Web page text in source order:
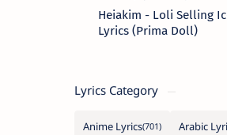
Heiakim - Loli Selling
Lyrics (Prima Doll)
Lyrics Category
Anime Lyrics Arabic